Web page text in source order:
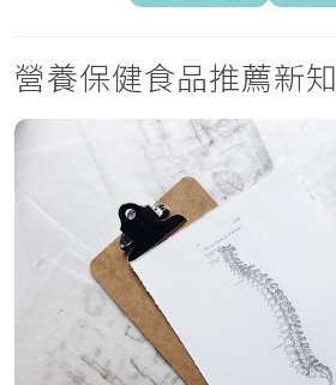
營養保健食品推薦新